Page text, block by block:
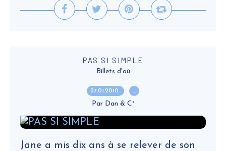
PAS SI SIMPLE
Billets d'où
27.01.2010 …
Par Dan & C°
Jane a mis dix ans à se relever de son